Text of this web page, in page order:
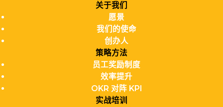
关于我们
愿景
我们的使命
创办人
策略方法
员工奖励制度
效率提升
OKR 对阵 KPI
实战培训